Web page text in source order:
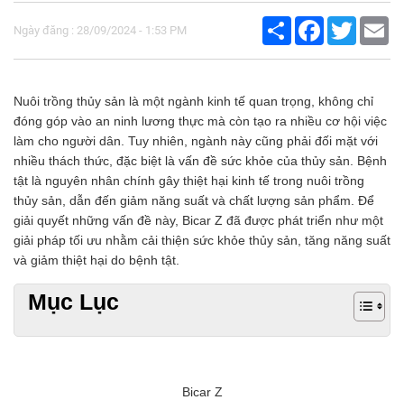
Hương liệu thực phẩm
Chất phụ gia chống đông vón
Chất phụ gia tạo cấu trúc
Chất phụ gia bảo quản
Chất phụ gia nem giò chả
Chất phụ gia bún mì phở
Chất phụ gia bánh kẹo kem
Chất phụ gia nước giải khát
Chất phụ gia xúc xích
Chất phụ gia nước mắm
Chất phụ gia rau củ quả
Chất phụ gia thạch rau câu
Ngày đăng : 28/09/2024 - 1:53 PM
Share FacebookTwitter
Nuôi trồng thủy sản là một ngành kinh tế quan trọng, không chỉ
đóng góp vào an ninh lương thực mà còn tạo ra nhiều cơ hội việc
làm cho người dân. Tuy nhiên, ngành này cũng phải đối mặt với
nhiều thách thức, đặc biệt là vấn đề sức khỏe của thủy sản. Bệnh
tật là nguyên nhân chính gây thiệt hại kinh tế trong nuôi trồng
thủy sản, dẫn đến giảm năng suất và chất lượng sản phẩm. Để
giải quyết những vấn đề này, Bicar Z đã được phát triển như một
giải pháp tối ưu nhằm cải thiện sức khỏe thủy sản, tăng năng suất
và giảm thiệt hại do bệnh tật.
Mục Lục
Bicar Z